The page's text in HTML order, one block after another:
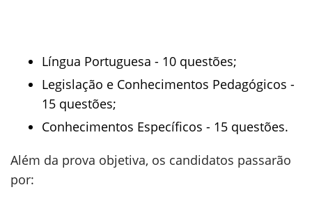
Língua Portuguesa - 10 questões;
Legislação e Conhecimentos Pedagógicos -
15 questões;
Conhecimentos Específicos - 15 questões.
Além da prova objetiva, os candidatos passarão
por: